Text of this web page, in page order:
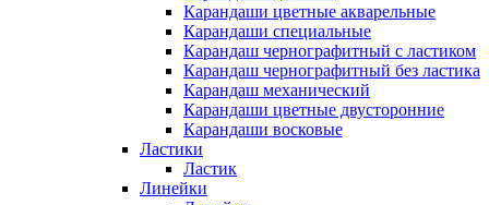
Карандаши цветные акварельные
Карандаши специальные
Карандаш чернографитный с ластиком
Карандаш чернографитный без ластика
Карандаш механический
Карандаши цветные двусторонние
Карандаши восковые
Ластики
Ластик
Линейки